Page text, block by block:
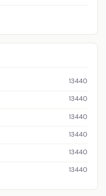
13440
13440
13440
13440
13440
13440